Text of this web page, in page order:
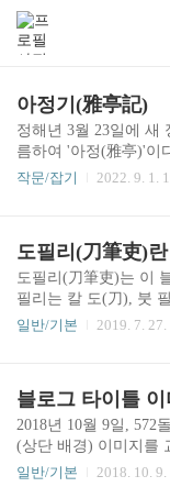
아정기(雅亭記)
정해년 3월 23일에 새
름하여 '아정(雅亭)'이
as)에 운암(李雲) 이공
하지 않는다. 갑신년 9
(卒)하자 공의 백씨(
德文]이 초가를 맡아
나 하은(河銀)에게 물
리하여 길지(吉地)를
작문/잡기 2022. 9. 1.
도필리(刀筆吏)
도필리(刀筆吏)는 이
필리는 칼 도(刀), 붓
다. 종이가 발명되고
대략 아래와 같은 모
그린 영화나 사극을
(三國志) 게임을 해 본
슷한 소품이나 아이템
일반/기본 2019. 7.
블로그 타이틀 이
2018년 10월 9일, 572
(상단 배경) 이미지를
정'과 '도필리의 블로
일반/기본 2018. 10.